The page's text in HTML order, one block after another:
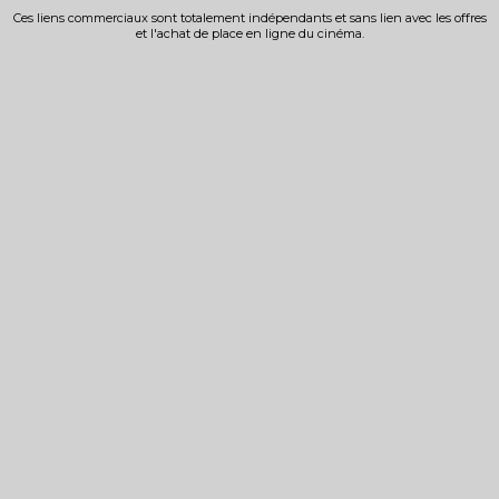
Ces liens commerciaux sont totalement indépendants et sans lien avec les offres
et l'achat de place en ligne du cinéma.